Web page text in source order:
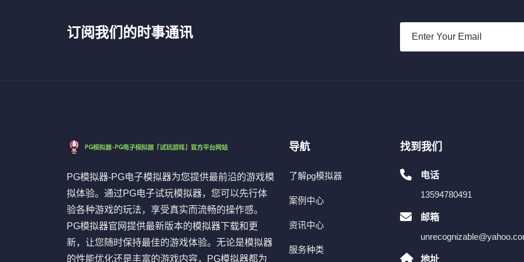
订阅我们的时事通讯
PG模拟器-PG电子模拟器为您提供最前沿的游戏模
拟体验。通过PG电子试玩模拟器，您可以先行体
验各种游戏的玩法，享受真实而流畅的操作感。
PG模拟器官网提供最新版本的模拟器下载和更
新，让您随时保持最佳的游戏体验。无论是模拟器
的性能优化还是丰富的游戏内容，PG模拟器都为
导航
了解pg模拟器
案例中心
资讯中心
服务种类
找到我们
电话
13594780491
邮箱
地址